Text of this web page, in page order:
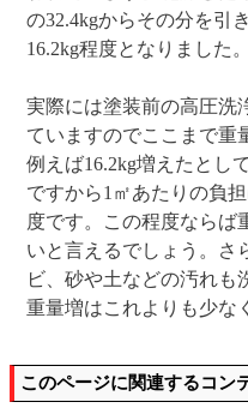
の32.4kgからその分を引
16.2kg程度となりました。
実際には塗装前の高圧洗
ていますのでここまで重
例えば16.2kg増えたとし
ですから1㎡あたりの負
度です。この程度ならば
いと言えるでしょう。さ
ビ、砂や土などの汚れも
重量増はこれよりも少な
このページに関連するコン